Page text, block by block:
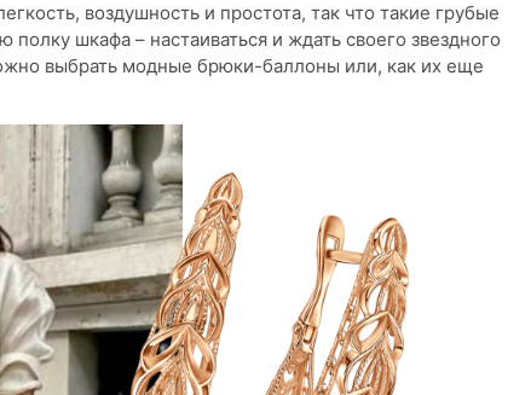
воздушность и простота, так что такие грубые
шкафа – настаиваться и ждать своего звездного
выбрать модные брюки-баллоны или, как их еще